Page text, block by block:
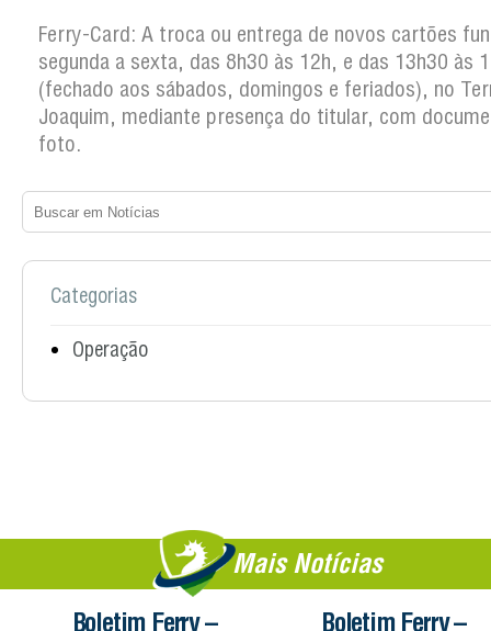
Ferry-Card: A troca ou entrega de novos cartões
segunda a sexta, das 8h30 às 12h, e das 13h30 às
(fechado aos sábados, domingos e feriados), no
Joaquim, mediante presença do titular, com
foto.
Categorias
Operação
Mais Notícias
Boletim Ferry –
Boletim Ferry –